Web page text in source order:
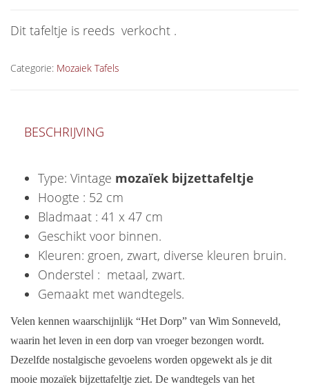
Dit tafeltje is reeds verkocht .
Categorie: Mozaiek Tafels
BESCHRIJVING
Type: Vintage mozaïek bijzettafeltje
Hoogte : 52 cm
Bladmaat : 41 x 47 cm
Geschikt voor binnen.
Kleuren: groen, zwart, diverse kleuren bruin.
Onderstel : metaal, zwart.
Gemaakt met wandtegels.
Velen kennen waarschijnlijk “Het Dorp” van Wim Sonneveld,
waarin het leven in een dorp van vroeger bezongen wordt.
Dezelfde nostalgische gevoelens worden opgewekt als je dit
mooie mozaïek bijzettafeltje ziet. De wandtegels van het